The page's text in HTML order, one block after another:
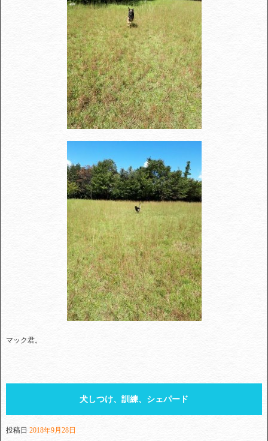
マック君。
犬しつけ、訓練、シェパード
投稿日 2018年9月28日